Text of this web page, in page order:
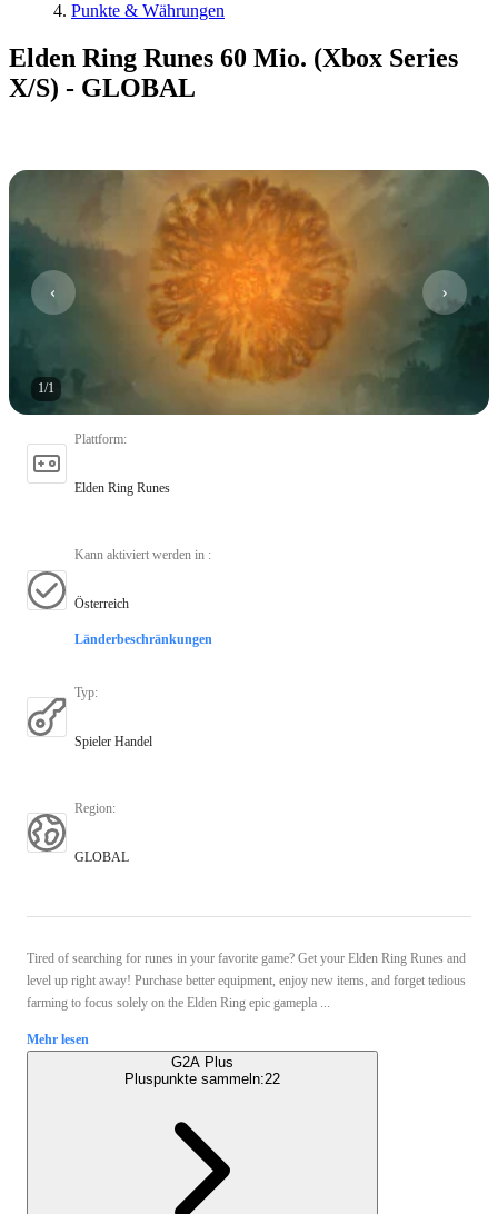
Punkte & Währungen
Elden Ring Runes 60 Mio. (Xbox Series
X/S) - GLOBAL
1/1
Plattform:
Elden Ring Runes
Kann aktiviert werden in :
Österreich
Länderbeschränkungen
Typ:
Spieler Handel
Region:
GLOBAL
Tired of searching for runes in your favorite game? Get your Elden Ring Runes and
level up right away! Purchase better equipment, enjoy new items, and forget tedious
farming to focus solely on the Elden Ring epic gamepla ...
Mehr lesen
G2A Plus
Pluspunkte sammeln:22